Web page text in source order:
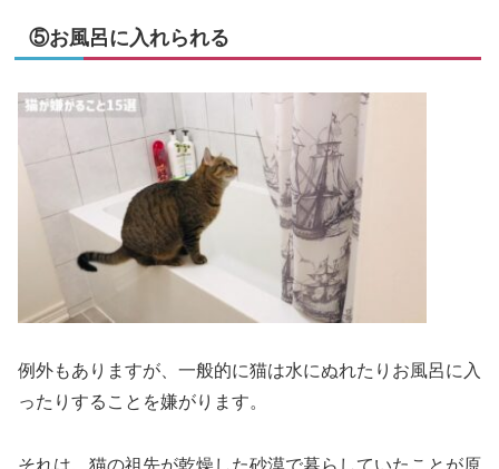
⑤お風呂に入れられる
例外もありますが、一般的に猫は水にぬれたりお風呂に入
ったりすることを嫌がります。
それは、猫の祖先が乾燥した砂漠で暮らしていたことが原